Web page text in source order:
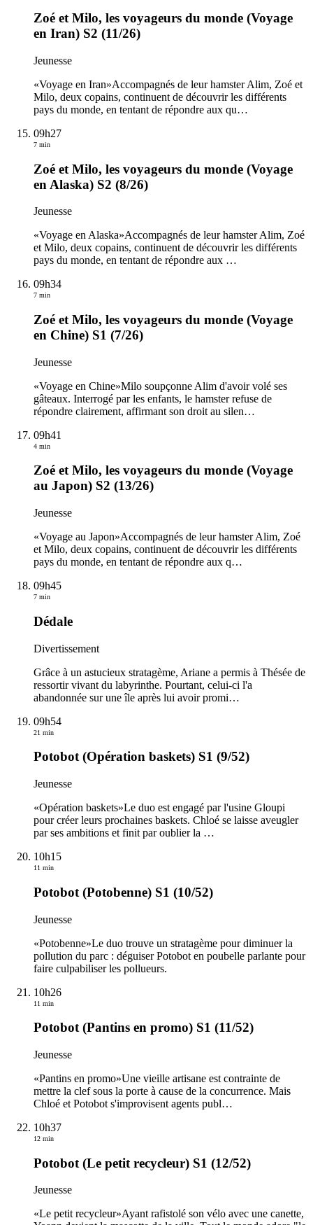
Zoé et Milo, les voyageurs du monde (Voyage
en Iran) S2 (11/26)
Jeunesse
«Voyage en Iran»Accompagnés de leur hamster Alim, Zoé et
Milo, deux copains, continuent de découvrir les différents
pays du monde, en tentant de répondre aux qu…
09h27
7 min
Zoé et Milo, les voyageurs du monde (Voyage
en Alaska) S2 (8/26)
Jeunesse
«Voyage en Alaska»Accompagnés de leur hamster Alim, Zoé
et Milo, deux copains, continuent de découvrir les différents
pays du monde, en tentant de répondre aux …
09h34
7 min
Zoé et Milo, les voyageurs du monde (Voyage
en Chine) S1 (7/26)
Jeunesse
«Voyage en Chine»Milo soupçonne Alim d'avoir volé ses
gâteaux. Interrogé par les enfants, le hamster refuse de
répondre clairement, affirmant son droit au silen…
09h41
4 min
Zoé et Milo, les voyageurs du monde (Voyage
au Japon) S2 (13/26)
Jeunesse
«Voyage au Japon»Accompagnés de leur hamster Alim, Zoé
et Milo, deux copains, continuent de découvrir les différents
pays du monde, en tentant de répondre aux q…
09h45
7 min
Dédale
Divertissement
Grâce à un astucieux stratagème, Ariane a permis à Thésée de
ressortir vivant du labyrinthe. Pourtant, celui-ci l'a
abandonnée sur une île après lui avoir promi…
09h54
21 min
Potobot (Opération baskets) S1 (9/52)
Jeunesse
«Opération baskets»Le duo est engagé par l'usine Gloupi
pour créer leurs prochaines baskets. Chloé se laisse aveugler
par ses ambitions et finit par oublier la …
10h15
11 min
Potobot (Potobenne) S1 (10/52)
Jeunesse
«Potobenne»Le duo trouve un stratagème pour diminuer la
pollution du parc : déguiser Potobot en poubelle parlante pour
faire culpabiliser les pollueurs.
10h26
11 min
Potobot (Pantins en promo) S1 (11/52)
Jeunesse
«Pantins en promo»Une vieille artisane est contrainte de
mettre la clef sous la porte à cause de la concurrence. Mais
Chloé et Potobot s'improvisent agents publ…
10h37
12 min
Potobot (Le petit recycleur) S1 (12/52)
Jeunesse
«Le petit recycleur»Ayant rafistolé son vélo avec une canette,